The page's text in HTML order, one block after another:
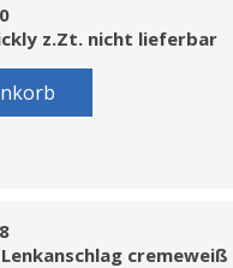
z.Zt. nicht lieferbar
cremeweiß